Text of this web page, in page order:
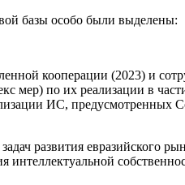
базы особо были выделены:
кооперации (2023) и
мер) по их реализации в
ИС, предусмотренных
развития евразийского